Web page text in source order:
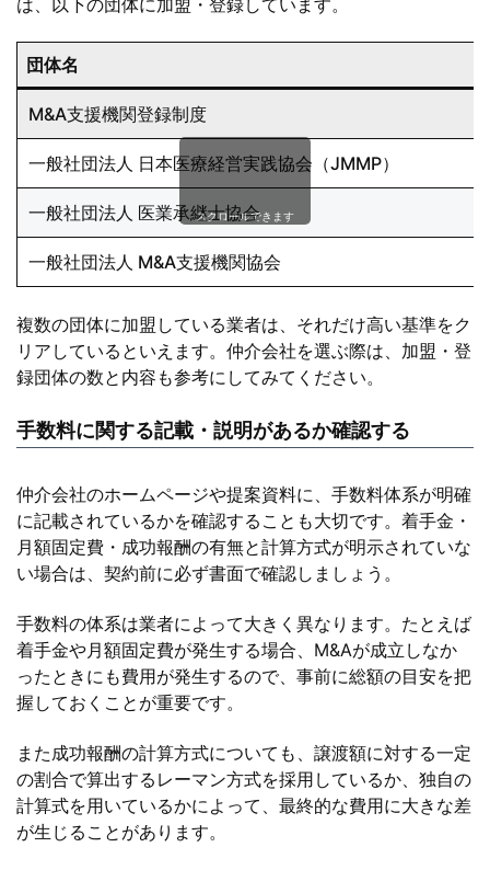
は、以下の団体に加盟・登録しています。
団体名
M&A支援機関登録制度
一般社団法人 日本医療経営実践協会（JMMP）
一般社団法人 医業承継士協会
一般社団法人 M&A支援機関協会
スクロールできます
複数の団体に加盟している業者は、それだけ高い基準をク
リアしているといえます。仲介会社を選ぶ際は、加盟・登
録団体の数と内容も参考にしてみてください。
手数料に関する記載・説明があるか確認する
仲介会社のホームページや提案資料に、手数料体系が明確
に記載されているかを確認することも大切です。着手金・
月額固定費・成功報酬の有無と計算方式が明示されていな
い場合は、契約前に必ず書面で確認しましょう。
手数料の体系は業者によって大きく異なります。たとえば
着手金や月額固定費が発生する場合、M&Aが成立しなか
ったときにも費用が発生するので、事前に総額の目安を把
握しておくことが重要です。
また成功報酬の計算方式についても、譲渡額に対する一定
の割合で算出するレーマン方式を採用しているか、独自の
計算式を用いているかによって、最終的な費用に大きな差
が生じることがあります。